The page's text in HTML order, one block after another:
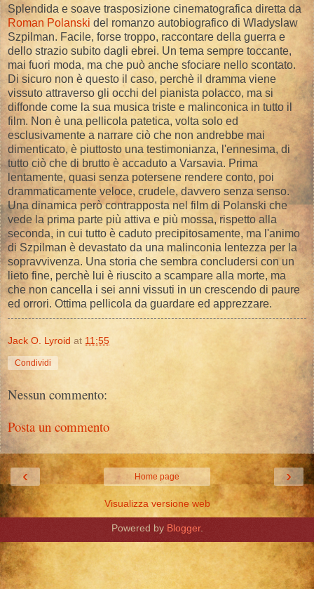
Splendida e soave trasposizione cinematografica diretta da
Roman Polanski del romanzo autobiografico di Wladyslaw
Szpilman. Facile, forse troppo, raccontare della guerra e
dello strazio subito dagli ebrei. Un tema sempre toccante,
mai fuori moda, ma che può anche sfociare nello scontato.
Di sicuro non è questo il caso, perchè il dramma viene
vissuto attraverso gli occhi del pianista polacco, ma si
diffonde come la sua musica triste e malinconica in tutto il
film. Non è una pellicola patetica, volta solo ed
esclusivamente a narrare ciò che non andrebbe mai
dimenticato, è piuttosto una testimonianza, l'ennesima, di
tutto ciò che di brutto è accaduto a Varsavia. Prima
lentamente, quasi senza potersene rendere conto, poi
drammaticamente veloce, crudele, davvero senza senso.
Una dinamica però contrapposta nel film di Polanski che
vede la prima parte più attiva e più mossa, rispetto alla
seconda, in cui tutto è caduto precipitosamente, ma l'animo
di Szpilman è devastato da una malinconia lentezza per la
sopravvivenza. Una storia che sembra concludersi con un
lieto fine, perchè lui è riuscito a scampare alla morte, ma
che non cancella i sei anni vissuti in un crescendo di paure
ed orrori. Ottima pellicola da guardare ed apprezzare.
Jack O. Lyroid at 11:55
Condividi
Nessun commento:
Posta un commento
‹ ›
Home page
Visualizza versione web
Powered by Blogger.